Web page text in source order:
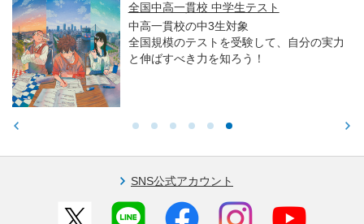
全国中高一貫校 中学生テスト
中高一貫校の中3生対象
全国規模のテストを受験して、自分の実力
と伸ばすべき力を知ろう！
SNS公式アカウント